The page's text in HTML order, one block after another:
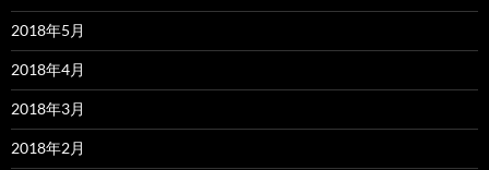
2018年5月
2018年4月
2018年3月
2018年2月